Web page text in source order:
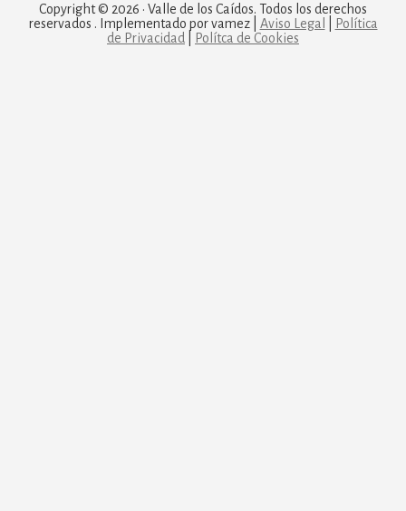
Copyright © 2026 · Valle de los Caídos. Todos los derechos
reservados . Implementado por vamez | Aviso Legal
Política
de Privacidad
Polítca de Cookies